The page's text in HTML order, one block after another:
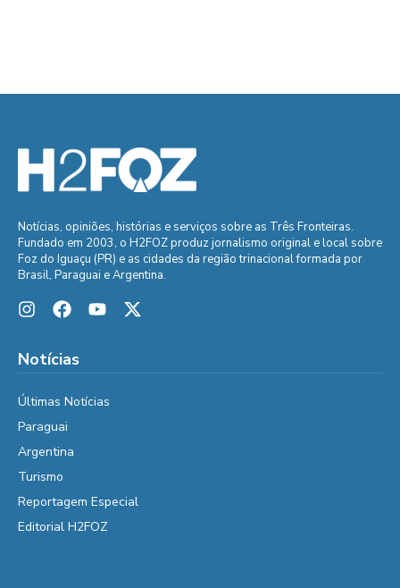
Notícias, opiniões, histórias e serviços sobre as Três Fronteiras.
Fundado em 2003, o H2FOZ produz jornalismo original e local sobre
Foz do Iguaçu (PR) e as cidades da região trinacional formada por
Brasil, Paraguai e Argentina.
Notícias
Últimas Notícias
Paraguai
Argentina
Turismo
Reportagem Especial
Editorial H2FOZ